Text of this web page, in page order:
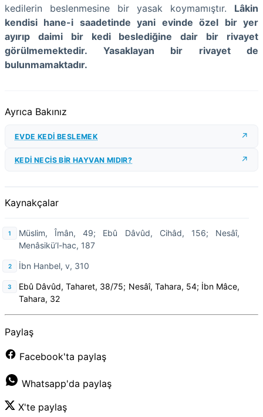
kedilerin beslenmesine bir yasak koymamıştır. Lâkin
kendisi hane-i saadetinde yani evinde özel bir yer
ayırıp daimi bir kedi beslediğine dair bir rivayet
görülmemektedir. Yasaklayan bir rivayet de
bulunmamaktadır.
Ayrıca Bakınız
EVDE KEDİ BESLEMEK
KEDİ NECİS BİR HAYVAN MIDIR?
Kaynakçalar
Müslim, Îmân, 49; Ebû Dâvûd, Cihâd, 156; Nesâî,
Menâsikü’l-hac, 187
İbn Hanbel, v, 310
Ebû Dâvûd, Taharet, 38/75; Nesâî, Tahara, 54; İbn Mâce,
Tahara, 32
Paylaş
Facebook'ta paylaş
Whatsapp'da paylaş
X'te paylaş